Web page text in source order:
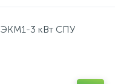
ЭКМ1-3 кВт СПУ